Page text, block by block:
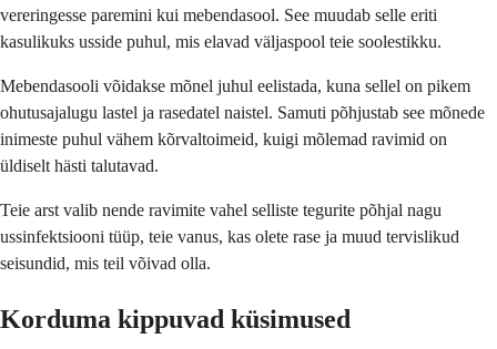
vereringesse paremini kui mebendasool. See muudab selle eriti
kasulikuks usside puhul, mis elavad väljaspool teie soolestikku.
Mebendasooli võidakse mõnel juhul eelistada, kuna sellel on pikem
ohutusajalugu lastel ja rasedatel naistel. Samuti põhjustab see mõnede
inimeste puhul vähem kõrvaltoimeid, kuigi mõlemad ravimid on
üldiselt hästi talutavad.
Teie arst valib nende ravimite vahel selliste tegurite põhjal nagu
ussinfektsiooni tüüp, teie vanus, kas olete rase ja muud tervislikud
seisundid, mis teil võivad olla.
Korduma kippuvad küsimused